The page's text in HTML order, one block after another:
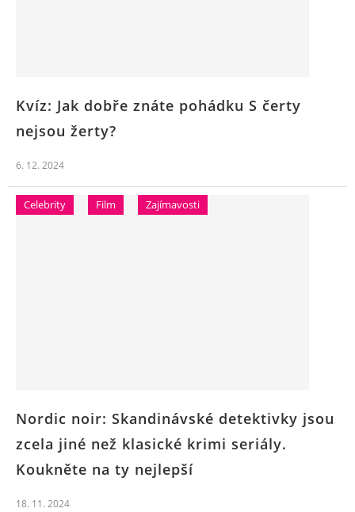
Kvíz: Jak dobře znáte pohádku S čerty
nejsou žerty?
6. 12. 2024
Celebrity Film Zajímavosti
Nordic noir: Skandinávské detektivky jsou
zcela jiné než klasické krimi seriály.
Koukněte na ty nejlepší
18. 11. 2024